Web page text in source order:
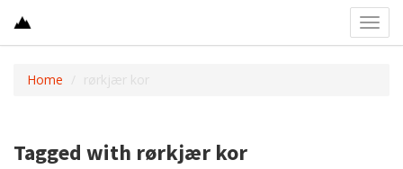
Home rørkjær kor
Tagged with rørkjær kor